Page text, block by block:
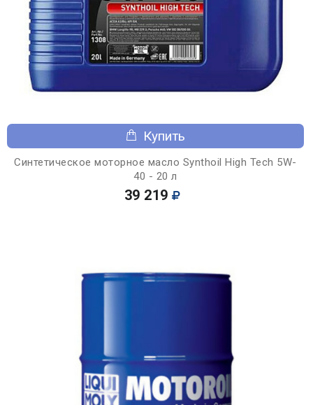
Купить
Синтетическое моторное масло Synthoil High Tech 5W-
40 - 20 л
39 219